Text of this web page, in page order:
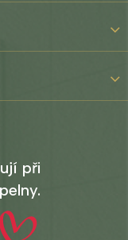
při